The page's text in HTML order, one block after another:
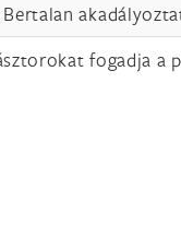
fogadja a